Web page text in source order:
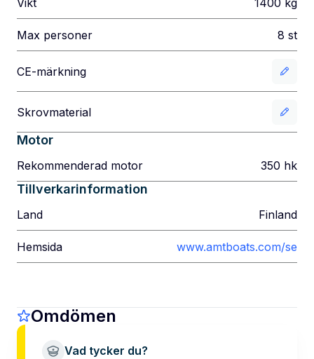
Max personer 8 st
CE-märkning
Skrovmaterial
Motor
Rekommenderad motor 350 hk
Tillverkarinformation
Land Finland
Hemsida www.amtboats.com/se
Omdömen
Vad tycker du?